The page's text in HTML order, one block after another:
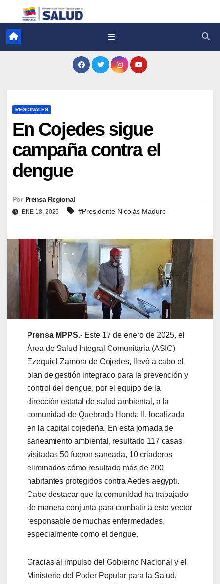
REGIONALES
En Cojedes sigue
campaña contra el
dengue
Por Prensa Regional
ENE 18, 2025 #Presidente Nicolás Maduro
Prensa MPPS.- Este 17 de enero de 2025, el
Área de Salud Integral Comunitaria (ASIC)
Ezequiel Zamora de Cojedes, llevó a cabo el
plan de gestión integrado para la prevención y
control del dengue, por el equipo de la
dirección estatal de salud ambiental, a la
comunidad de Quebrada Honda II, localizada
en la capital cojedeña. En esta jornada de
saneamiento ambiental, resultado 117 casas
visitadas 50 fueron saneada, 10 criaderos
eliminados cómo resultado más de 200
habitantes protegidos contra Aedes aegypti.
Cabe destacar que la comunidad ha trabajado
de manera conjunta para combatir a este vector
responsable de muchas enfermedades,
especialmente como el dengue.
Gracias al impulso del Gobierno Nacional y el
Ministerio del Poder Popular para la Salud,